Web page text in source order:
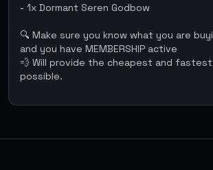
- 1x Dormant Seren Godbow
🔍 Make sure you know what you are
and you have MEMBERSHIP active
💨 Will provide the cheapest and
possible.